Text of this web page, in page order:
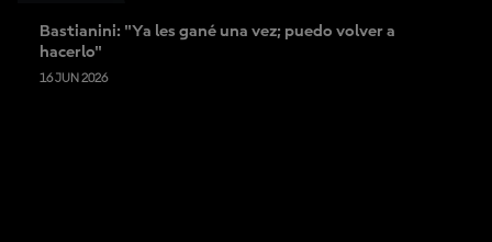
Bastianini: "Ya les gané una vez; puedo volver a
hacerlo"
16 JUN 2026